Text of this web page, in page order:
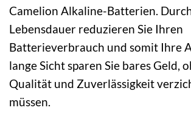
Camelion Alkaline-Batterien.
Lebensdauer reduzieren Sie Ihren
Batterieverbrauch und somit Ihre
lange Sicht sparen Sie bares Geld,
Qualität und Zuverlässigkeit
müssen.